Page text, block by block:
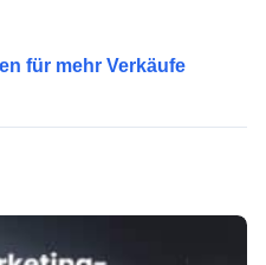
für mehr Verkäufe